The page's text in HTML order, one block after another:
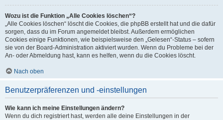
Wozu ist die Funktion „Alle Cookies löschen“?
„Alle Cookies löschen“ löscht die Cookies, die phpBB erstellt hat und die dafür
sorgen, dass du im Forum angemeldet bleibst. Außerdem ermöglichen
Cookies einige Funktionen, wie beispielsweise den „Gelesen“-Status – sofern
sie von der Board-Administration aktiviert wurden. Wenn du Probleme bei der
An- oder Abmeldung hast, kann es helfen, wenn du die Cookies löscht.
Nach oben
Benutzerpräferenzen und -einstellungen
Wie kann ich meine Einstellungen ändern?
Wenn du dich registriert hast, werden alle deine Einstellungen in der